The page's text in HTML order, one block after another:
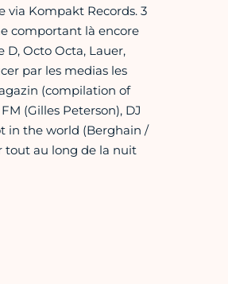
via Kompakt Records. 3
comportant là encore
Octo Octa, Lauer,
par les medias les
(compilation of
(Gilles Peterson), DJ
in the world (Berghain /
tout au long de la nuit